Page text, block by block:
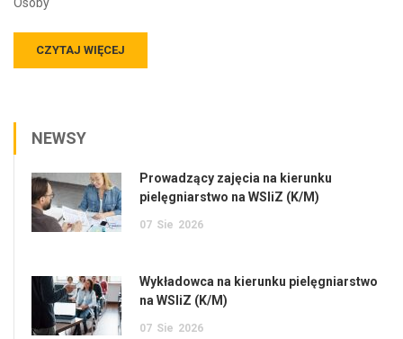
CZYTAJ WIĘCEJ
NEWSY
Prowadzący zajęcia na kierunku
pielęgniarstwo na WSIiZ (K/M)
07 Sie 2026
Wykładowca na kierunku pielęgniarstwo
na WSIiZ (K/M)
07 Sie 2026